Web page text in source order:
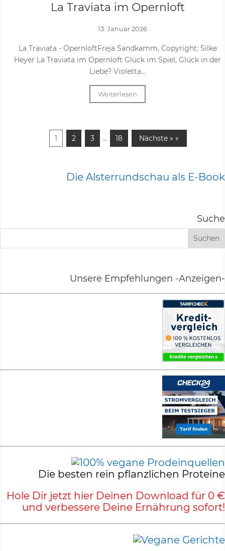
La Traviata im Opernloft
13. Januar 2026
La Traviata - OpernloftFreja Sandkamm, Copyright: Silke
Heyer La Traviata im Opernloft Glück im Spiel, Glück in der
Liebe? Violetta...
Weiterlesen
1 2 3 … 18 Nächste » »
Die Alsterrundschau als E-Book
Suche
Unsere Empfehlungen -Anzeigen-
Die besten rein pflanzlichen Proteine
Hole Dir jetzt hier Deinen Download für 0 €
und verbessere Deine Ernährung sofort!